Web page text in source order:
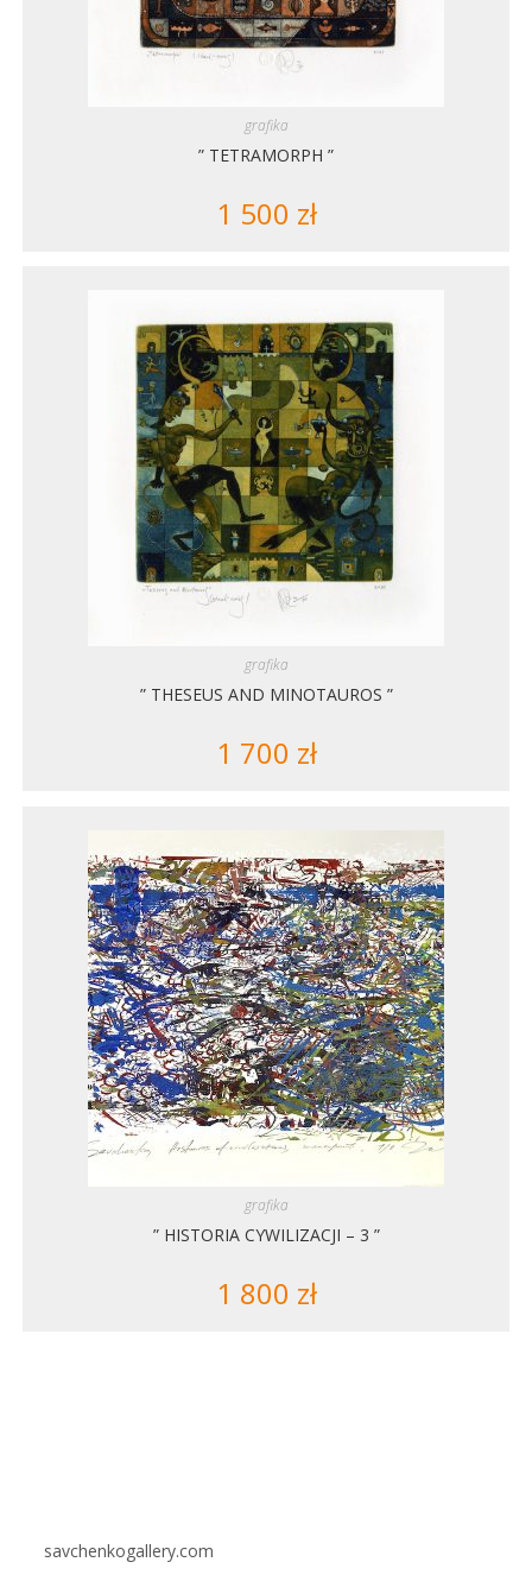
grafika
” TETRAMORPH ”
1 500 zł
grafika
” THESEUS AND MINOTAUROS ”
1 700 zł
grafika
” HISTORIA CYWILIZACJI – 3 ”
1 800 zł
savchenkogallery.com